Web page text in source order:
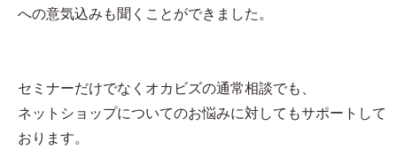
への意気込みも聞くことができました。
セミナーだけでなくオカビズの通常相談でも、
ネットショップについてのお悩みに対してもサポートして
おります。